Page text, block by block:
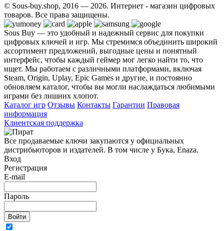
© Sous-buy.shop, 2016 — 2026. Интернет - магазин цифровых
товаров. Все права защищены.
Sous Buy — это удобный и надежный сервис для покупки
цифровых ключей и игр. Мы стремимся объединить широкий
ассортимент предложений, выгодные цены и понятный
интерфейс, чтобы каждый геймер мог легко найти то, что
ищет. Мы работаем с различными платформами, включая
Steam, Origin, Uplay, Epic Games и другие, и постоянно
обновляем каталог, чтобы вы могли наслаждаться любимыми
играми без лишних хлопот.
Каталог игр Отзывы Контакты Гарантии Правовая
информация
Клиентская поддержка
Все продаваемые ключи закупаются у официальных
дистрибьюторов и издателей. В том числе у Бука, Enaza.
Вход
Регистрация
E-mail
Пароль
Войти